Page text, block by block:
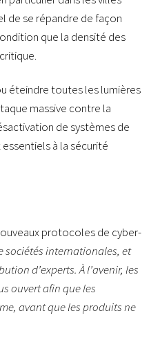
de se répandre de façon
que la densité des
éteindre toutes les lumières
massive contre la
de systèmes de
à la sécurité
protocoles de cyber-
sociétés internationales, et
d’experts. À l’avenir, les
ouvert afin que les
avant que les produits ne